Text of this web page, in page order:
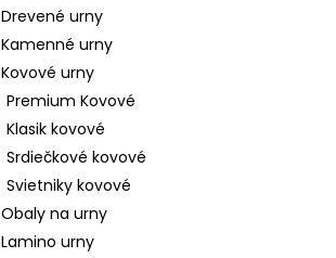
Drevené urny
Kamenné urny
Kovové urny
Premium Kovové
Klasik kovové
Srdiečkové kovové
Svietniky kovové
Obaly na urny
Lamino urny